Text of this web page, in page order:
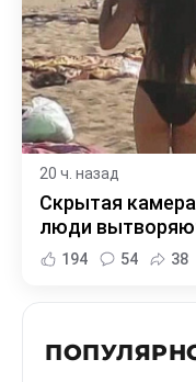
20 ч. назад
Скрытая
люди
194 54 38